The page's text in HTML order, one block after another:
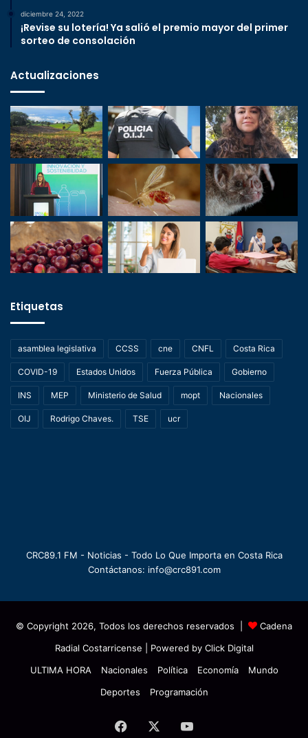
diciembre 24, 2022
¡Revise su lotería! Ya salió el premio mayor del primer
sorteo de consolación
Actualizaciones
Etiquetas
asamblea legislativa CCSS cne CNFL Costa Rica
COVID-19 Estados Unidos Fuerza Pública Gobierno
INS MEP Ministerio de Salud mopt Nacionales
OIJ Rodrigo Chaves. TSE ucr
CRC89.1 FM - Noticias - Todo Lo Que Importa en Costa Rica
Contáctanos: info@crc891.com
© Copyright 2026, Todos los derechos reservados |
Cadena
Radial Costarricense | Powered by Click Digital
ULTIMA HORA
Nacionales Política Economía
Mundo
Deportes
Programación
Facebook YouTube